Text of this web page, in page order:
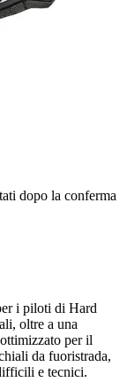
dopo la conferma
i piloti di Hard
oltre a una
per il
da fuoristrada,
e tecnici.